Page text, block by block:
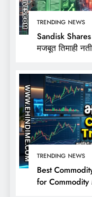
TRENDING NEWS
Sandisk Shares
मजबूत तिमाही
TRENDING NEWS
Best
for Commodity